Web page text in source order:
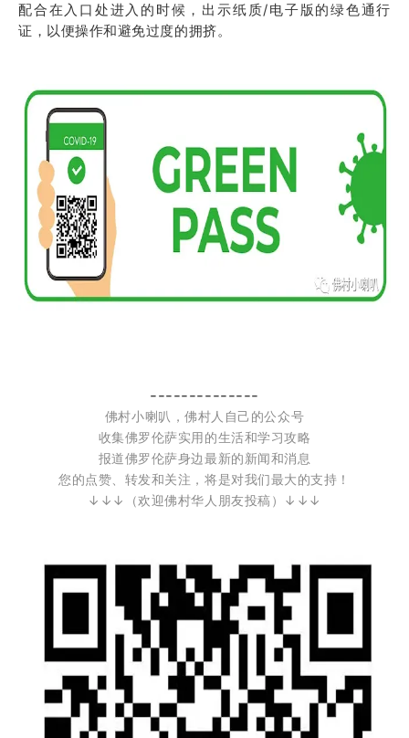
配合在入口处进入的时候，出示纸质/电子版的绿色通行
证，以便操作和避免过度的拥挤。
--------------
佛村小喇叭，佛村人自己的公众号
收集佛罗伦萨实用的生活和学习攻略
报道佛罗伦萨身边最新的新闻和消息
您的点赞、转发和关注，将是对我们最大的支持！
↓↓↓
（欢迎佛村华人朋友投稿） ↓↓↓